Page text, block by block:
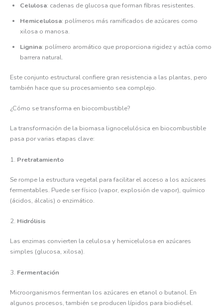
Celulosa: cadenas de glucosa que forman fibras resistentes.
Hemicelulosa: polímeros más ramificados de azúcares como
xilosa o manosa.
Lignina: polímero aromático que proporciona rigidez y actúa como
barrera natural.
Este conjunto estructural confiere gran resistencia a las plantas, pero
también hace que su procesamiento sea complejo.
¿Cómo se transforma en biocombustible?
La transformación de la biomasa lignocelulósica en biocombustible
pasa por varias etapas clave:
1. Pretratamiento
Se rompe la estructura vegetal para facilitar el acceso a los azúcares
fermentables. Puede ser físico (vapor, explosión de vapor), químico
(ácidos, álcalis) o enzimático.
2. Hidrólisis
Las enzimas convierten la celulosa y hemicelulosa en azúcares
simples (glucosa, xilosa).
3. Fermentación
Microorganismos fermentan los azúcares en etanol o butanol. En
algunos procesos, también se producen lípidos para biodiésel.